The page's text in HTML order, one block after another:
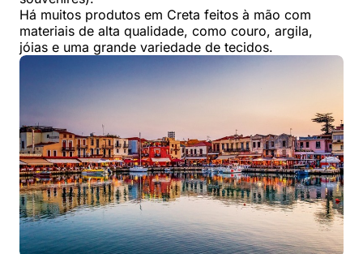
Há muitos produtos em Creta feitos à mão com
materiais de alta qualidade, como couro, argila,
jóias e uma grande variedade de tecidos.